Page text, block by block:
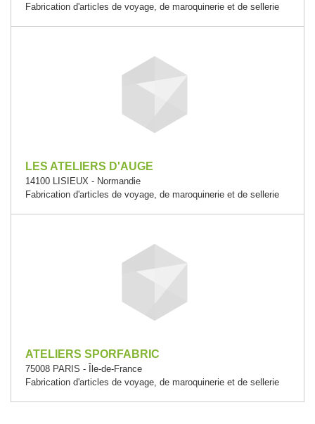
Fabrication d'articles de voyage, de maroquinerie et de sellerie
LES ATELIERS D'AUGE
14100 LISIEUX - Normandie
Fabrication d'articles de voyage, de maroquinerie et de sellerie
ATELIERS SPORFABRIC
75008 PARIS - Île-de-France
Fabrication d'articles de voyage, de maroquinerie et de sellerie